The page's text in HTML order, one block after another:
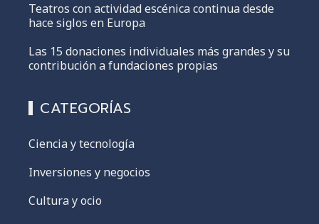
Teatros con actividad escénica continua desde
hace siglos en Europa
Las 15 donaciones individuales más grandes y su
contribución a fundaciones propias
CATEGORÍAS
Ciencia y tecnología
Inversiones y negocios
Cultura y ocio